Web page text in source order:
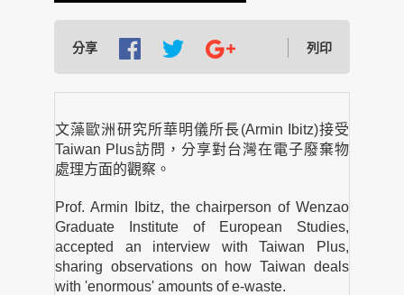
分享 列印
文藻歐洲研究所華明儀所長(Armin Ibitz)接受
Taiwan Plus訪問，分享對台灣在電子廢棄物
處理方面的觀察。
Prof. Armin Ibitz, the chairperson of Wenzao
Graduate Institute of European Studies,
accepted an interview with Taiwan Plus,
sharing observations on how Taiwan deals
with 'enormous' amounts of e-waste.